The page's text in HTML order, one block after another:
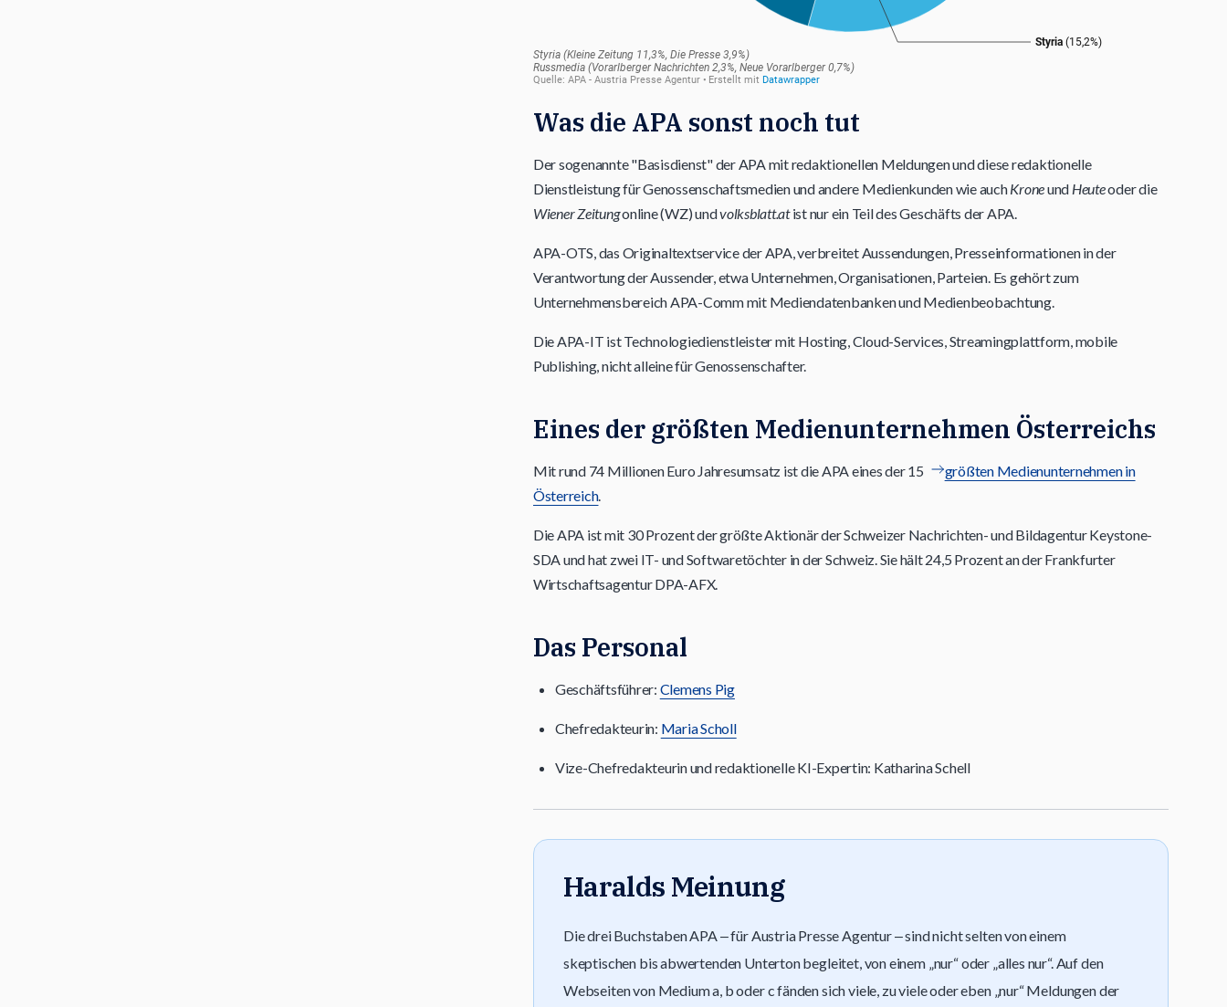
Was die APA sonst noch tut
Der sogenannte "Basisdienst" der APA mit redaktionellen Meldungen und diese redaktionelle
Dienstleistung für Genossenschaftsmedien und andere Medienkunden wie auchKroneund Heuteoder die
Wiener Zeitungonline (WZ) undvolksblatt.atist nur ein Teil des Geschäfts der APA.
APA-OTS, das Originaltextservice der APA, verbreitet Aussendungen, Presseinformationen in der
Verantwortung der Aussender, etwa Unternehmen, Organisationen, Parteien. Es gehört zum
Unternehmensbereich APA-Comm mit Mediendatenbanken und Medienbeobachtung.
Die APA-IT ist Technologiedienstleister mit Hosting, Cloud-Services, Streamingplattform, mobile
Publishing, nicht alleine für Genossenschafter.
Eines der größten Medienunternehmen Österreichs
Mit rund 74 Millionen Euro Jahresumsatz ist die APA eines der 15
größten Medienunternehmen in
Österreich.
Die APA ist mit 30 Prozent der größte Aktionär der Schweizer Nachrichten- und Bildagentur Keystone-
SDA und hat zwei IT- und Softwaretöchter in der Schweiz. Sie hält 24,5 Prozent an der Frankfurter
Wirtschaftsagentur DPA-AFX.
Das Personal
Geschäftsführer: Clemens Pig
Chefredakteurin: Maria Scholl
Vize-Chefredakteurin und redaktionelle KI-Expertin: Katharina Schell
Haralds Meinung
Die drei Buchstaben APA ‒ für Austria Presse Agentur ‒ sind nicht selten von einem
skeptischen bis abwertenden Unterton begleitet, von einem „nur“ oder „alles nur“. Auf den
Webseiten von Medium a, b oder c fänden sich viele, zu viele oder eben „nur“ Meldungen der